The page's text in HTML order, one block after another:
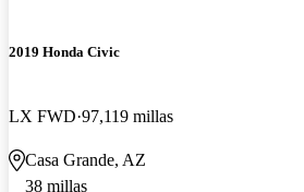
2019 Honda Civic
LX FWD 97,119 millas
Casa Grande, AZ
38 millas